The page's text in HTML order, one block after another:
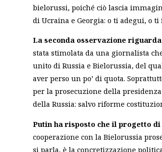
bielorussi, poiché ciò lascia
di Ucraina e Georgia: o ti adegui, o
La seconda osservazione
stata stimolata da una giornalista
unito di Russia e Bielorussia, del
aver perso un po’ di quota.
per la prosecuzione della
della Russia: salvo riforme
Putin ha risposto che il progetto
cooperazione con la Bielorussia
si parla, è la concretizzazione